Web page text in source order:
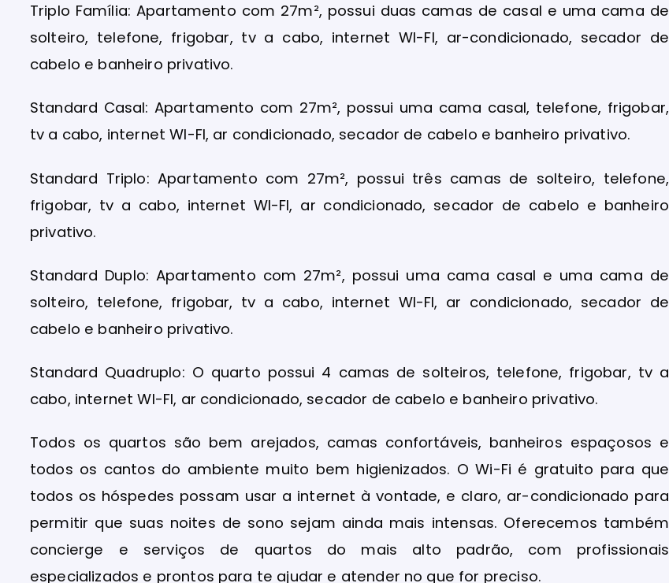
Triplo Família: Apartamento com 27m², possui duas camas de casal e uma cama de
solteiro, telefone, frigobar, tv a cabo, internet WI-FI, ar-condicionado, secador de
cabelo e banheiro privativo.
Standard Casal: Apartamento com 27m², possui uma cama casal, telefone, frigobar,
tv a cabo, internet WI-FI, ar condicionado, secador de cabelo e banheiro privativo.
Standard Triplo: Apartamento com 27m², possui três camas de solteiro, telefone,
frigobar, tv a cabo, internet WI-FI, ar condicionado, secador de cabelo e banheiro
privativo.
Standard Duplo: Apartamento com 27m², possui uma cama casal e uma cama de
solteiro, telefone, frigobar, tv a cabo, internet WI-FI, ar condicionado, secador de
cabelo e banheiro privativo.
Standard Quadruplo: O quarto possui 4 camas de solteiros, telefone, frigobar, tv a
cabo, internet WI-FI, ar condicionado, secador de cabelo e banheiro privativo.
Todos os quartos são bem arejados, camas confortáveis, banheiros espaçosos e
todos os cantos do ambiente muito bem higienizados. O Wi-Fi é gratuito para que
todos os hóspedes possam usar a internet à vontade, e claro, ar-condicionado para
permitir que suas noites de sono sejam ainda mais intensas. Oferecemos também
concierge e serviços de quartos do mais alto padrão, com profissionais
especializados e prontos para te ajudar e atender no que for preciso.